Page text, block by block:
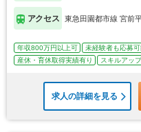
アクセス 東急田園都市線 宮前
年収800万円以上可 未経験者も応募
産休・育休取得実績有り
スキルアップ
求人の詳細を見る